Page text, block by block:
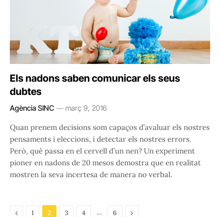
Els nadons saben comunicar els seus
dubtes
Agència SINC març 9, 2016
Quan prenem decisions som capaços d’avaluar els nostres
pensaments i eleccions, i detectar els nostres errors.
Però, què passa en el cervell d’un nen? Un experiment
pioner en nadons de 20 mesos demostra que en realitat
mostren la seva incertesa de manera no verbal.
Previous
1 2 3 4 … 6 Next